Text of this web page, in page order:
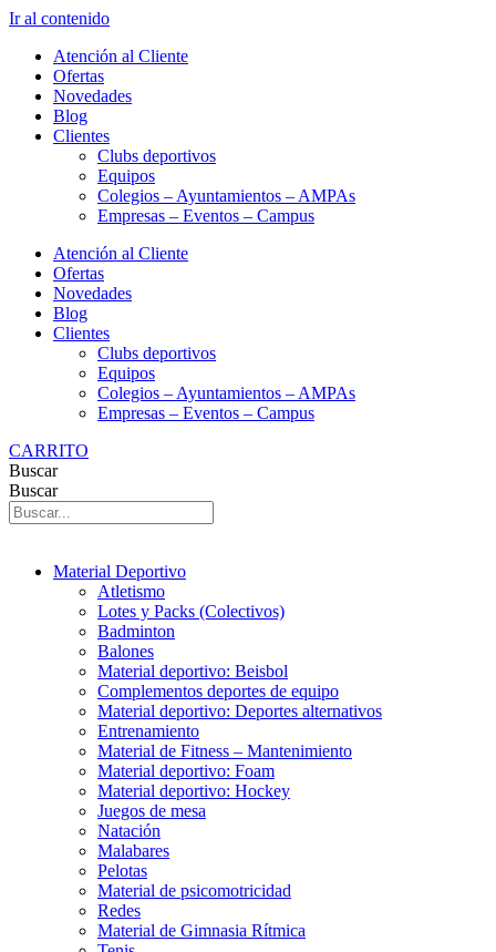
Ir al contenido
Atención al Cliente
Ofertas
Novedades
Blog
Clientes
Clubs deportivos
Equipos
Colegios – Ayuntamientos – AMPAs
Empresas – Eventos – Campus
Atención al Cliente
Ofertas
Novedades
Blog
Clientes
Clubs deportivos
Equipos
Colegios – Ayuntamientos – AMPAs
Empresas – Eventos – Campus
CARRITO
Buscar
Buscar
Material Deportivo
Atletismo
Lotes y Packs (Colectivos)
Badminton
Balones
Material deportivo: Beisbol
Complementos deportes de equipo
Material deportivo: Deportes alternativos
Entrenamiento
Material de Fitness – Mantenimiento
Material deportivo: Foam
Material deportivo: Hockey
Juegos de mesa
Natación
Malabares
Pelotas
Material de psicomotricidad
Redes
Material de Gimnasia Rítmica